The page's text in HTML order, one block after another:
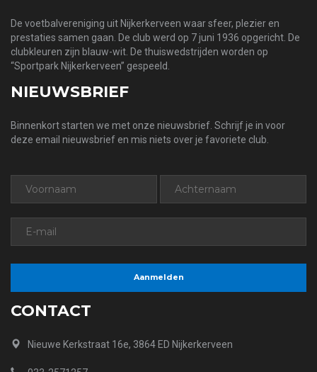
De voetbalvereniging uit Nijkerkerveen waar sfeer, plezier en
prestaties samen gaan. De club werd op 7 juni 1936 opgericht. De
clubkleuren zijn blauw-wit. De thuiswedstrijden worden op
“Sportpark Nijkerkerveen” gespeeld.
NIEUWSBRIEF
Binnenkort starten we met onze nieuwsbrief. Schrijf je in voor
deze email nieuwsbrief en mis niets over je favoriete club.
CONTACT
Nieuwe Kerkstraat 16e, 3864 ED Nijkerkerveen